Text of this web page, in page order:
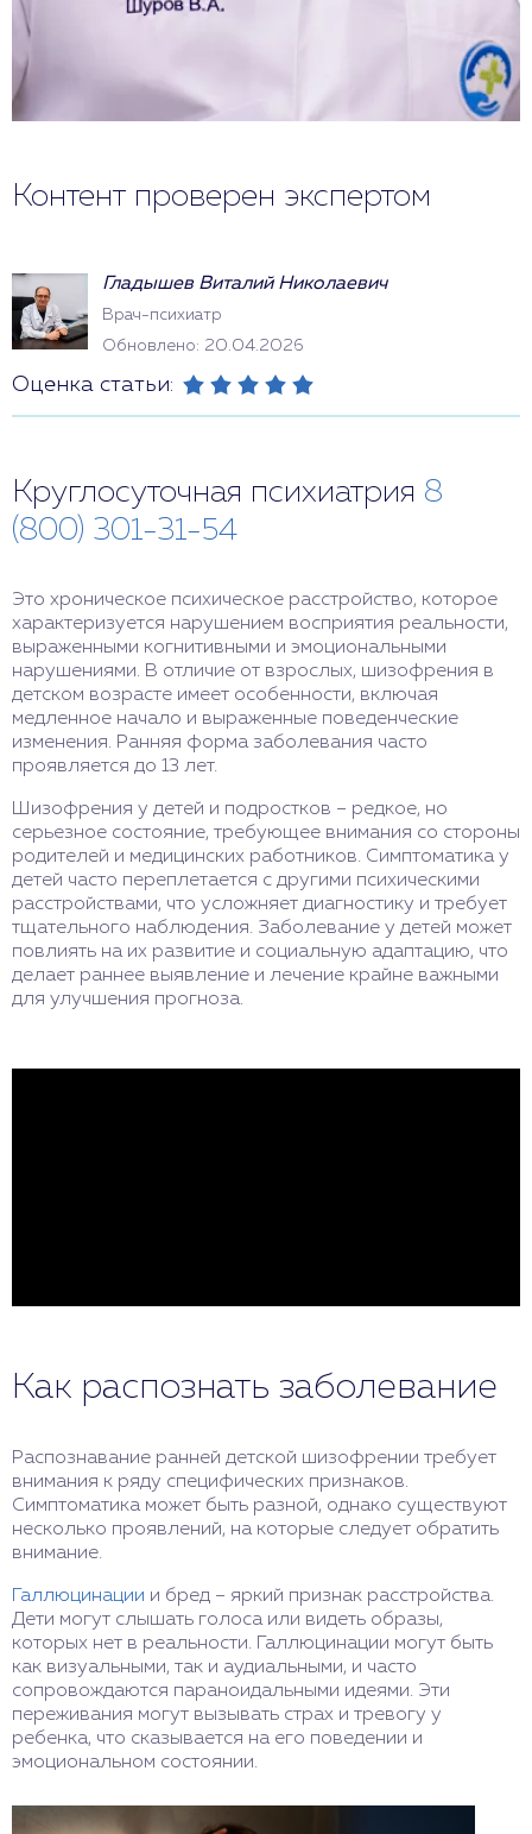
Контент проверен экспертом
Гладышев Виталий Николаевич
Врач-психиатр
Обновлено: 20.04.2026
Оценка статьи:
Круглосуточная психиатрия 8
(800) 301-31-54
Это хроническое психическое расстройство, которое
характеризуется нарушением восприятия реальности,
выраженными когнитивными и эмоциональными
нарушениями. В отличие от взрослых, шизофрения в
детском возрасте имеет особенности, включая
медленное начало и выраженные поведенческие
изменения. Ранняя форма заболевания часто
проявляется до 13 лет.
Шизофрения у детей и подростков – редкое, но
серьезное состояние, требующее внимания со стороны
родителей и медицинских работников. Симптоматика у
детей часто переплетается с другими психическими
расстройствами, что усложняет диагностику и требует
тщательного наблюдения. Заболевание у детей может
повлиять на их развитие и социальную адаптацию, что
делает раннее выявление и лечение крайне важными
для улучшения прогноза.
Как распознать заболевание
Распознавание ранней детской шизофрении требует
внимания к ряду специфических признаков.
Симптоматика может быть разной, однако существуют
несколько проявлений, на которые следует обратить
внимание.
Галлюцинации и бред – яркий признак расстройства.
Дети могут слышать голоса или видеть образы,
которых нет в реальности. Галлюцинации могут быть
как визуальными, так и аудиальными, и часто
сопровождаются параноидальными идеями. Эти
переживания могут вызывать страх и тревогу у
ребенка, что сказывается на его поведении и
эмоциональном состоянии.